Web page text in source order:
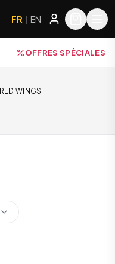
FR | EN
OFFRES SPÉCIALES
RED WINGS